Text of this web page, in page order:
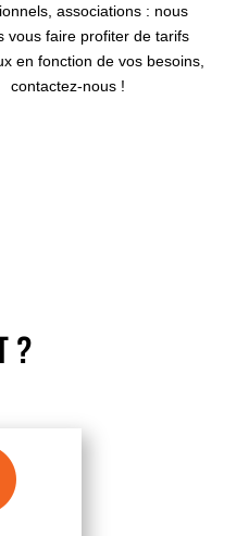
associations : nous
vous faire profiter de tarifs
en fonction de vos besoins,
contactez-nous !
?